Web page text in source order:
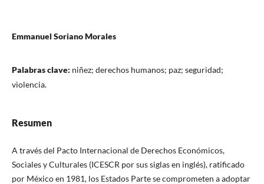
Emmanuel Soriano Morales
Palabras clave: niñez; derechos humanos; paz; seguridad;
violencia.
Resumen
A través del Pacto Internacional de Derechos Económicos,
Sociales y Culturales (ICESCR por sus siglas en inglés), ratificado
por México en 1981, los Estados Parte se comprometen a adoptar